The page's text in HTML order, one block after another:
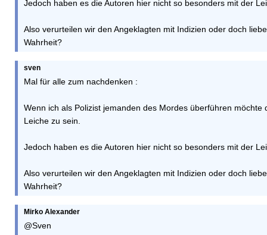
Jedoch haben es die Autoren hier nicht so besonders mit der
Also verurteilen wir den Angeklagten mit Indizien oder doch
Wahrheit?
sven
Mal für alle zum nachdenken :
Wenn ich als Polizist jemanden des Mordes überführen möchte
Leiche zu sein.
Jedoch haben es die Autoren hier nicht so besonders mit der
Also verurteilen wir den Angeklagten mit Indizien oder doch
Wahrheit?
Mirko Alexander
@Sven